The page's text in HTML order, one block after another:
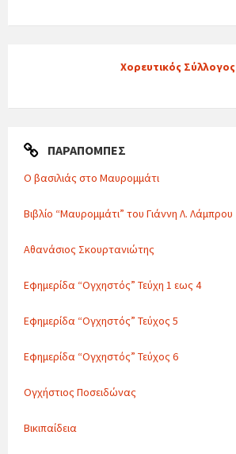
Χορευτικός Σύλλογος
ΠΑΡΑΠΟΜΠΈΣ
Ο βασιλιάς στο Μαυρομμάτι
Βιβλίο “Μαυρομμάτι” του Γιάννη Λ. Λάμπρου
Αθανάσιος Σκουρτανιώτης
Εφημερίδα “Ογχηστός” Τεύχη 1 εως 4
Εφημερίδα “Ογχηστός” Τεύχος 5
Εφημερίδα “Ογχηστός” Τεύχος 6
Ογχήστιος Ποσειδώνας
Βικιπαίδεια